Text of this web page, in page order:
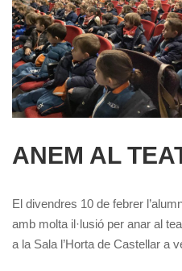
ANEM AL
El divendres 10 de febrer
amb molta il·lusió per anar al
a la Sala l’Horta de Castellar a